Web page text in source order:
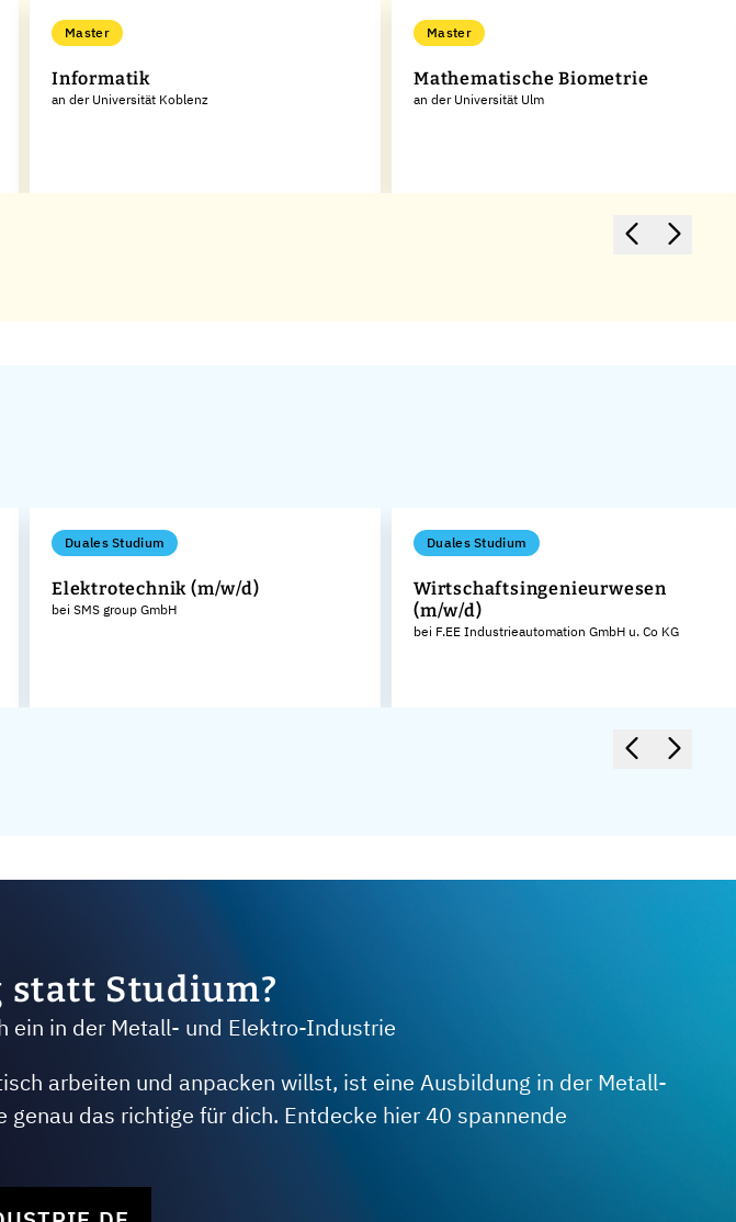
Master
Informatik
an der Universität Koblenz
Master
Mathematische Biometrie
an der Universität Ulm
Duales Studium
Elektrotechnik (m/w/d)
bei SMS group GmbH
Duales Studium
Wirtschaftsingenieurwesen
(m/w/d)
bei F.EE Industrieautomation GmbH u. Co KG
Studium?
ein in der Metall- und Elektro-Industrie
arbeiten und anpacken willst, ist eine Ausbildung in der Metall-
das richtige für dich. Entdecke hier 40 spannende